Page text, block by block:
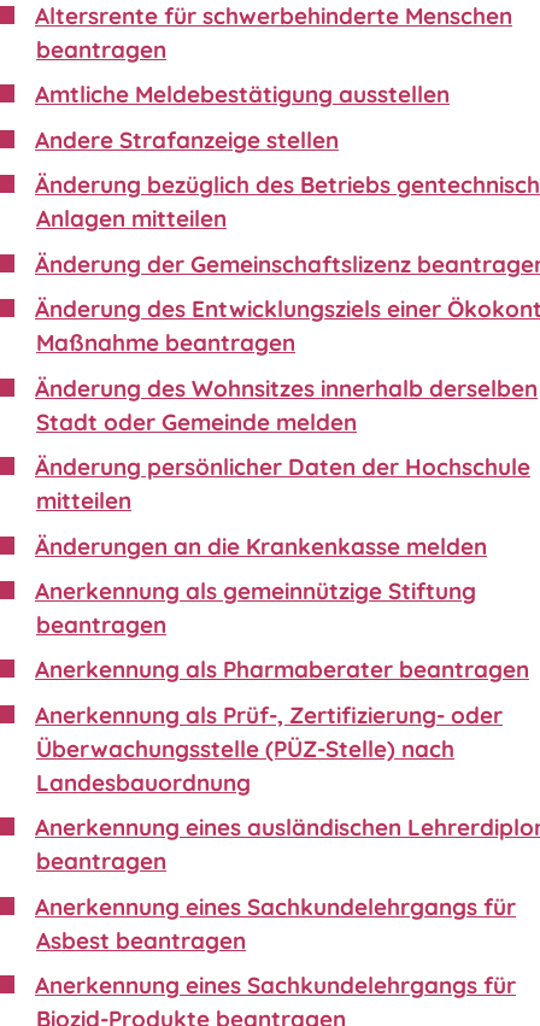
Altersrente für schwerbehinderte Menschen
beantragen
Amtliche Meldebestätigung ausstellen
Andere Strafanzeige stellen
Änderung bezüglich des Betriebs
Anlagen mitteilen
Änderung der Gemeinschaftslizenz
Änderung des Entwicklungsziels einer
Maßnahme beantragen
Änderung des Wohnsitzes innerhalb derselben
Stadt oder Gemeinde melden
Änderung persönlicher Daten der Hochschule
mitteilen
Änderungen an die Krankenkasse melden
Anerkennung als gemeinnützige Stiftung
beantragen
Anerkennung als Pharmaberater beantragen
Anerkennung als Prüf-, Zertifizierung- oder
Überwachungsstelle (PÜZ-Stelle) nach
Landesbauordnung
Anerkennung eines ausländischen
beantragen
Anerkennung eines Sachkundelehrgangs für
Asbest beantragen
Anerkennung eines Sachkundelehrgangs für
Biozid-Produkte beantragen